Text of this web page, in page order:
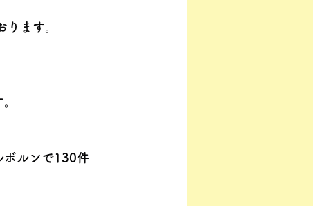
ます。
ボルンで130件